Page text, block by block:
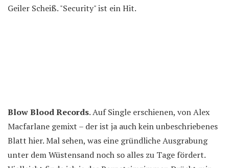
Geiler Scheiß. "Security" ist ein Hit.
Blow Blood Records. Auf Single erschienen, von Alex
Macfarlane gemixt – der ist ja auch kein unbeschriebenes
Blatt hier. Mal sehen, was eine gründliche Ausgrabung
unter dem Wüstensand noch so alles zu Tage fördert.